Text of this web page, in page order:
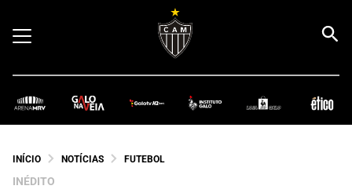
INÍCIO NOTÍCIAS FUTEBOL
INÉDITO